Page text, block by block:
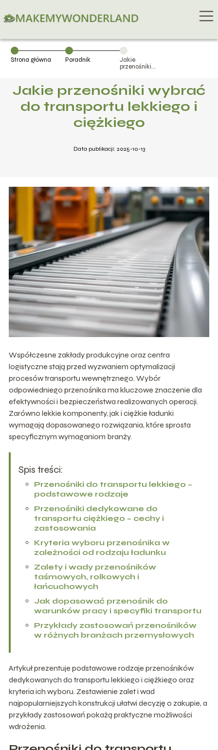
Strona główna Poradnik
Jakie
przenośniki
lekkiego i
ciężkiego
Jakie przenośniki wybrać
do transportu lekkiego i
ciężkiego
Data publikacji: 2025-10-13
Współczesne zakłady produkcyjne oraz centra
logistyczne stają przed wyzwaniem optymalizacji
procesów transportu wewnętrznego. Wybór
odpowiedniego przenośnika ma kluczowe znaczenie dla
efektywności i bezpieczeństwa realizowanych operacji.
Zarówno lekkie komponenty, jak i ciężkie ładunki
wymagają dopasowanego rozwiązania, które sprosta
specyficznym wymaganiom branży.
Spis treści:
Przenośniki do transportu lekkiego –
podstawowe rodzaje
Przenośniki dedykowane do
transportu ciężkiego – cechy i
zastosowania
Kryteria wyboru przenośnika w
zależności od rodzaju ładunku
Zalety i wady przenośników
taśmowych, rolkowych i
łańcuchowych
Jak dopasować przenośnik do
warunków pracy i specyfiki transportu
Przykłady zastosowań przenośników
w różnych branżach przemysłowych
Artykuł prezentuje podstawowe rodzaje przenośników
dedykowanych do transportu lekkiego i ciężkiego oraz
kryteria ich wyboru. Zestawienie zalet i wad
najpopularniejszych konstrukcji ułatwi decyzję o zakupie, a
przykłady zastosowań pokażą praktyczne możliwości
wdrożenia.